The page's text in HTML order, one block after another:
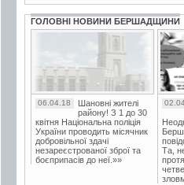
ГОЛОВНІ НОВИНИ БЕРШАДЩИНИ
06.04.18
Шановні жителі
району! З 1 до 30
квітня Національна поліція
України проводить місячник
добровільної здачі
незареєстрованої зброї та
боєприпасів до неї.»»
Та,